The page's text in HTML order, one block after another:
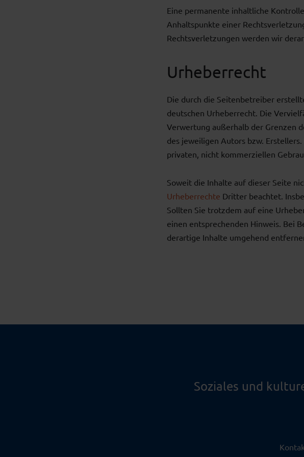
Eine permanente inhaltliche
Anhaltspunkte einer
Rechtsverletzungen werden wir
Urheberrecht
Die durch die Seitenbetreiber
deutschen Urheberrecht. Die
Verwertung außerhalb der Grenzen
des jeweiligen Autors bzw.
privaten, nicht kommerziellen
Soweit die Inhalte auf dieser Seite
Urheberrechte Dritter beachtet.
Sollten Sie trotzdem auf eine
einen entsprechenden Hinweis. Bei
derartige Inhalte umgehend
Soziales und